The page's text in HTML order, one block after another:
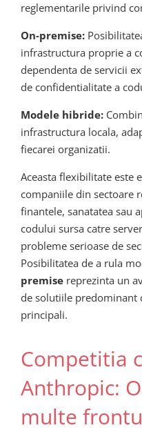
reglementarile privind
On-premise:
infrastructura proprie a
dependenta de servicii
de confidentialitate a
Modele hibride:
infrastructura locala,
fiecarei organizatii.
Aceasta flexibilitate este
companiile din sectoare
finantele, sanatatea sau
codului sursa catre
probleme serioase de
Posibilitatea de a rula
premise reprezinta un
de solutiile
principali.
Competitia
Anthropic:
multe